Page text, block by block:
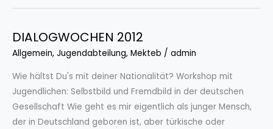
DIALOGWOCHEN 2012
Allgemein, Jugendabteilung, Mekteb / admin
Wie hältst Du's mit deiner Nationalität? Workshop mit
Jugendlichen: Selbstbild und Fremdbild in der deutschen
Gesellschaft Wie geht es mir eigentlich als junger Mensch,
der in Deutschland geboren ist, aber türkische oder
DIALOGWOCHEN
2012